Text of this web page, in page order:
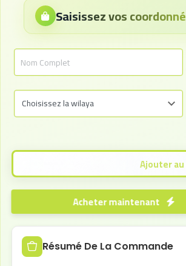
Saisissez vos
Acheter maintenant
Résumé De La Commande